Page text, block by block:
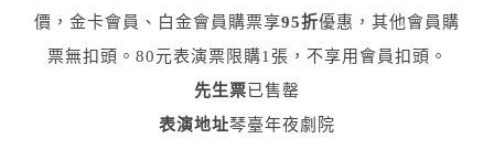
價， 金卡會員、白金會員購票享95折優惠， 其他會員購
票無扣頭。 80元表演票限購1張，不享用會員扣頭。
先生票已售罄
表演地址琴臺年夜劇院